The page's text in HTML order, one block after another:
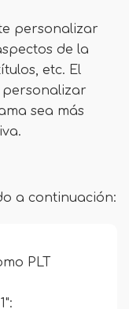
personalizar
de la
etc. El
personalizar
sea más
a continuación:
PLT